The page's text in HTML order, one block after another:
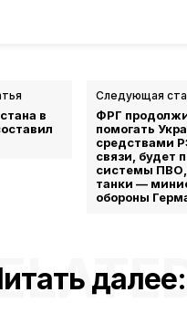
в
Следующая
ФРГ
помогать
средствами
связи, будет
системы
танки —
обороны
далее: